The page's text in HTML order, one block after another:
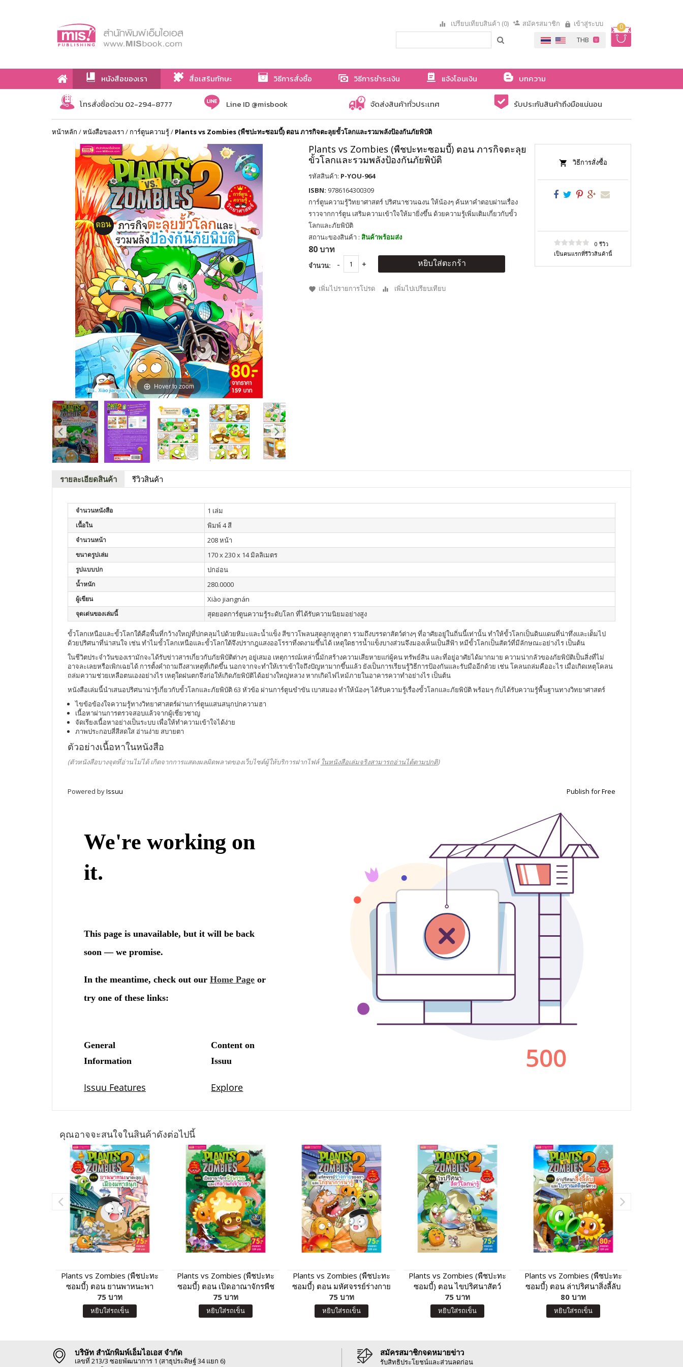
0
เปรียบเทียบสินค้า (0) สมัครสมาชิก เข้าสู่ระบบ
หนังสือของเรา สื่อเสริมทักษะ วิธีการสั่งซื้อ วิธีการชำระเงิน แจ้งโอนเงิน
บทความ
เกี่ยวกับเรา
โทรสั่งซื้อด่วน 02-294-8777 Line ID @misbook จัดส่งสินค้าทั่วประเทศ รับประกันสินค้าถึงมือแน่นอน
หน้าหลัก /หนังสือของเรา / การ์ตูนความรู้/ Plants vs Zombies (พืชปะทะซอมบี้) ตอน ภารกิจตะลุยขั้วโลกและรวมพลังป้องกันภัยพิบัติ
Hover to zoom
Plants vs Zombies (พืชปะทะซอมบี้) ตอน ภารกิจตะลุย
ขั้วโลกและรวมพลังป้องกันภัยพิบัติ
รหัสสินค้า: P-YOU-964
ISBN: 9786164300309
การ์ตูนความรู้วิทยาศาสตร์ ปริศนาชวนฉงน ให้น้องๆ ค้นหาคำตอบผ่านเรื่อง
ราวจากการ์ตูน เสริมความเข้าใจให้มายิ่งขึ้น ด้วยความรู้เพิ่มเติมเกี่ยวกับขั้ว
โลกและภัยพิบัติ
สถานะของสินค้า : สินค้าพร้อมส่ง
80 บาท
จำนวน: หยิบใส่ตะกร้า
เพิ่มไปรายการโปรด เพิ่มไปเปรียบเทียบ
วิธีการสั่งซื้อ
0 รีวิว
เป็นคนแรกที่รีวิวสินค้านี้
รายละเอียดสินค้า รีวิวสินค้า
จำนวนหนังสือ 1 เล่ม
เนื้อใน พิมพ์ 4 สี
จำนวนหน้า 208 หน้า
ขนาดรูปเล่ม 170 x 230 x 14 มิลลิเมตร
รูปแบบปก ปกอ่อน
น้ำหนัก 280.0000
ผู้เขียน Xiào jiangnán
จุดเด่นของเล่มนี้ สุดยอดการ์ตูนความรู้ระดับโลก ที่ได้รับความนิยมอย่างสูง
ขั้วโลกเหนือและขั้วโลกใต้คือพื้นที่กว้างใหญ่ที่ปกคลุมไปด้วยหิมะและน้ำแข็ง สีขาวโพลนสุดลูกหูลูกตา รวมถึงบรรดาสัตว์ต่างๆ ที่อาศัยอยู่ในถิ่นนี้เท่านั้น ทำให้ขั้วโลกเป็นดินแดนที่น่าทึ่งและเต็มไป
ด้วยปริศนาที่น่าสนใจ เช่น ทำไมขั้วโลกเหนือและขั้วโลกใต้จึงปรากฎแสงออโรราที่งดงามขึ้นได้ เหตุใดธารน้ำแข็งบางส่วนจึงมองเห็นเป็นสีฟ้า หมีขั้วโลกเป็นสัตว์ที่มีลักษณะอย่างไร เป็นต้น
ในชีวิตประจำวันของเรามักจะได้รับข่าวสารเกี่ยวกับภัยพิบัติต่างๆ อยู่เสมอ เหตุการณ์เหล่านี้มักสร้างความเสียหายแก่ผู้คน ทรัพย์สิน และที่อยู่อาศัยได้มากมาย ความน่ากลัวของภัยพิบัติเป็นสิ่งที่ไม่
อาจละเลยหรือเพิกเฉยได้ การตั้งคำถามถึงสาเหตุที่เกิดขึ้น นอกจากจะทำให้เราเข้าใจถึงปัญหามากขึ้นแล้ว ยังเป็นการเรียนรู้วิธีการป้องกันและรับมืออีกด้วย เช่น โคลนถล่มคืออะไร เมื่อเกิดเหตุโคลน
ถล่มความช่วยเหลือตนเองอย่างไร เหตุใดฝนตกจึงก่อให้เกิดภัยพิบัติได้อย่างใหญ่หลวง หากเกิดไฟไหม้ภายในอาคารควาทำอย่างไร เป็นต้น
หนังสือเล่มนี้นำเสนอปริศนาน่ารู้เกี่ยวกับขั้วโลกและภัยพิบัติ 63 หัวข้อ ผ่านการ์ตูนขำขัน เบาสมอง ทำให้น้องๆ ได้รับความรู้เรื่องขั้วโลกและภัยพิบัติ พร้อมๆ กับได้รับความรู้พื้นฐานทางวิทยาศาสตร์
ไขข้อข้องใจความรู้ทางวิทยาศาสตร์ผ่านการ์ตูนแสนสนุกปกความฮา
เนื้อหาผ่านการตรวจสอบแล้วจากผู้เชี่ยวชาญ
จัดเรียงเนื้อหาอย่างเป็นระบบ เพื่อให้ทำความเข้าใจได้ง่าย
ภาพประกอบสี่สีสดใส อ่านง่าย สบายตา
ตัวอย่างเนื้อหาในหนังสือ
(ตัวหนังสือบางจุดที่อ่านไม่ได้ เกิดจากการแสดงผลผิดพลาดของเว็บไซต์ผู้ให้บริการฝากไฟล์ ในหนังสือเล่มจริงสามารถอ่านได้ตามปกติ)
Powered byIssuu Publish for Free
คุณอาจจะสนใจในสินค้าดังต่อไปนี้
Plants vs Zombies (พืชปะทะ
ซอมบี้) ตอน ยานพาหนะพา
ตะลุย เมืองมหาสนุก
75 บาท
หยิบใส่รถเข็น
Plants vs Zombies (พืชปะทะ
ซอมบี้) ตอน เปิดอาณาจักรพืช
พรรณ และเหล่านกเจ้าเวหา
75 บาท
หยิบใส่รถเข็น
Plants vs Zombies (พืชปะทะ
ซอมบี้) ตอน มหัศจรรย์ร่างกาย
ของเรา และโภชนาการน่ารู้
75 บาท
หยิบใส่รถเข็น
Plants vs Zombies (พืชปะทะ
ซอมบี้) ตอน ไขปริศนาสัตว์
โลกน่ารู้
75 บาท
หยิบใส่รถเข็น
Plants vs Zombies (พืชปะทะ
ซอมบี้) ตอน ล่าปริศนาสิ่งลี้ลับ
และโบราณคดีสุดพิศวง
80 บาท
หยิบใส่รถเข็น
บริษัท สำนักพิมพ์เอ็มไอเอส จำกัด
เลขที่ 213/3 ซอยพัฒนาการ 1 (สาธุประดิษฐ์ 34 แยก 6)
สมัครสมาชิกจดหมายข่าว
รับสิทธิประโยชน์และส่วนลดก่อน